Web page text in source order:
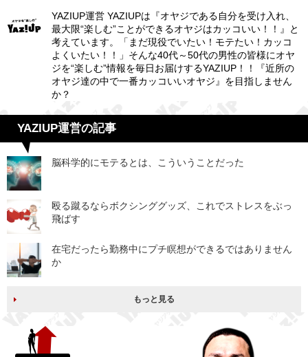
YAZIUP運営 YAZIUPは『オヤジである自分を受け入れ、
最大限“楽しむ”ことができるオヤジはカッコいい！！』と
考えています。「まだ現役でいたい！モテたい！カッコ
よくいたい！！」そんな40代～50代の男性の皆様にオヤ
ジを“楽しむ”情報を毎日お届けするYAZIUP！！『近所の
オヤジ達の中で一番カッコいいオヤジ』を目指しません
か？
YAZIUP運営の記事
脳科学的にモテるとは、こういうことだった
殴る蹴るならボクシンググッズ、これでストレスをぶっ
飛ばす
在宅だったら勤務中にプチ瞑想ができるではありません
か
もっと見る